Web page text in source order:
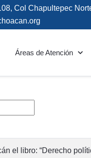
Col Chapultepec
Áreas de Atención
el libro: “Derecho